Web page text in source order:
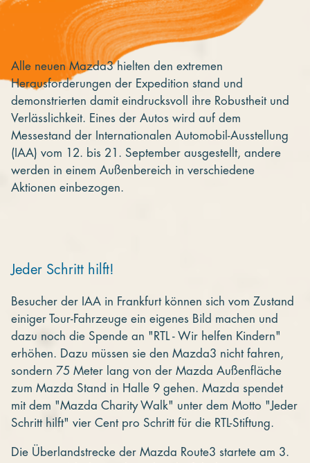
Alle neuen Mazda3 hielten den extremen
Herausforderungen der Expedition stand und
demonstrierten damit eindrucksvoll ihre Robustheit und
Verlässlichkeit. Eines der Autos wird auf dem
Messestand der Internationalen Automobil-Ausstellung
(IAA) vom 12. bis 21. September ausgestellt, andere
werden in einem Außenbereich in verschiedene
Aktionen einbezogen.
Jeder Schritt hilft!
Besucher der IAA in Frankfurt können sich vom Zustand
einiger Tour-Fahrzeuge ein eigenes Bild machen und
dazu noch die Spende an "RTL - Wir helfen Kindern"
erhöhen. Dazu müssen sie den Mazda3 nicht fahren,
sondern 75 Meter lang von der Mazda Außenfläche
zum Mazda Stand in Halle 9 gehen. Mazda spendet
mit dem "Mazda Charity Walk" unter dem Motto "Jeder
Schritt hilft" vier Cent pro Schritt für die RTL-Stiftung.
Die Überlandstrecke der Mazda Route3 startete am 3.